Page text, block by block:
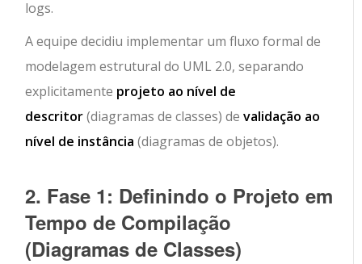
logs.
A equipe decidiu implementar um fluxo formal de
modelagem estrutural do UML 2.0, separando
explicitamente projeto ao nível de
descritor(diagramas de classes) devalidação ao
nível de instância (diagramas de objetos).
2. Fase 1: Definindo o Projeto em
Tempo de Compilação
(Diagramas de Classes)